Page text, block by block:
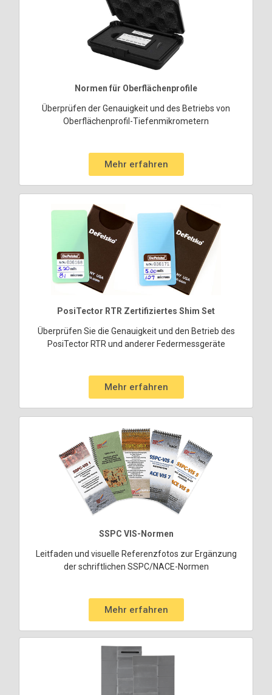
Normen für Oberflächenprofile
Überprüfen der Genauigkeit und des Betriebs von
Oberflächenprofil-Tiefenmikrometern
Mehr erfahren
PosiTector RTR Zertifiziertes Shim Set
Überprüfen Sie die Genauigkeit und den Betrieb des
PosiTector RTR und anderer Federmessgeräte
Mehr erfahren
SSPC VIS-Normen
Leitfaden und visuelle Referenzfotos zur Ergänzung
der schriftlichen SSPC/NACE-Normen
Mehr erfahren